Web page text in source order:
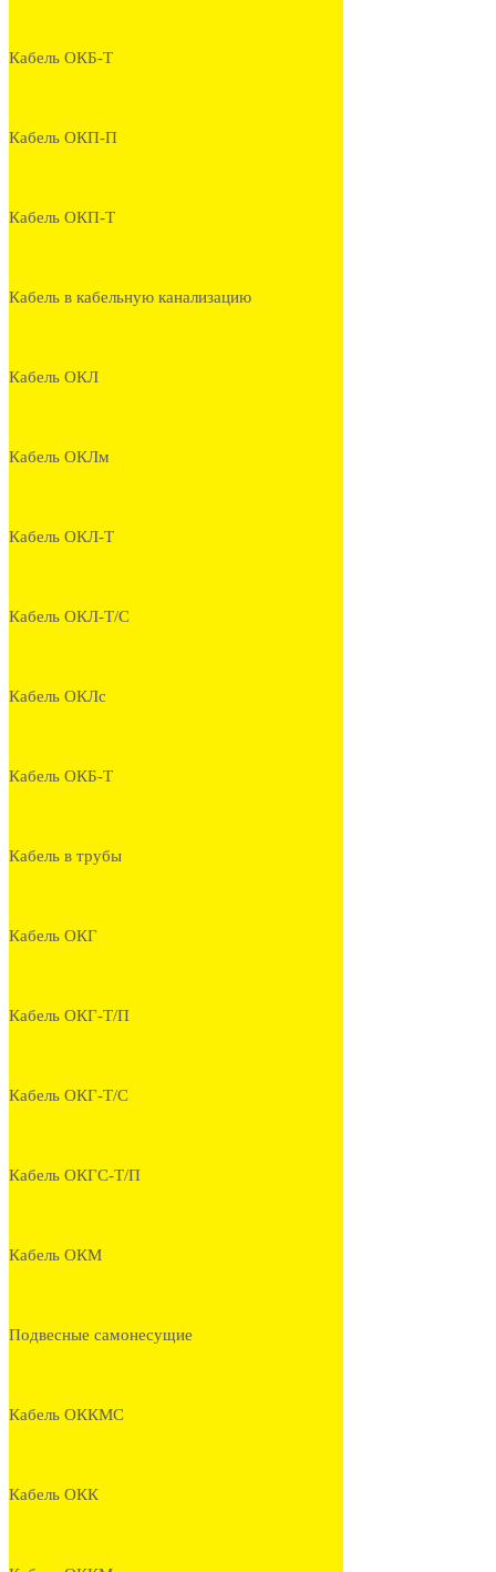
Кабель ОКБ-Т
Кабель ОКП-П
Кабель ОКП-Т
Кабель в кабельную канализацию
Кабель ОКЛ
Кабель ОКЛм
Кабель ОКЛ-Т
Кабель ОКЛ-Т/С
Кабель ОКЛс
Кабель ОКБ-Т
Кабель в трубы
Кабель ОКГ
Кабель ОКГ-Т/П
Кабель ОКГ-Т/С
Кабель ОКГС-Т/П
Кабель ОКМ
Подвесные самонесущие
Кабель ОККМС
Кабель ОКК